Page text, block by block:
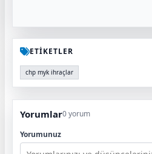
ETİKETLER
chp myk ihraçlar
Yorumlar0 yorum
Yorumunuz